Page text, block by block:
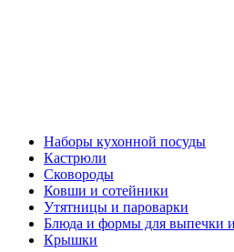
Наборы кухонной посуды
Кастрюли
Сковороды
Ковши и сотейники
Утятницы и пароварки
Блюда и формы для выпечки
Крышки